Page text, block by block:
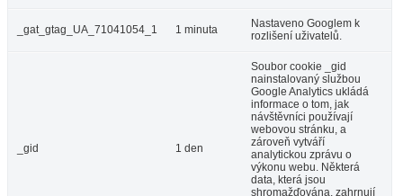
_gat_gtag_UA_71041054_1 1 minuta
Nastaveno Googlem k
rozlišení uživatelů.
_gid 1 den
Soubor cookie _gid
nainstalovaný službou
Google Analytics ukládá
informace o tom, jak
návštěvníci používají
webovou stránku, a
zároveň vytváří
analytickou zprávu o
výkonu webu. Některá
data, která jsou
shromažďována, zahrnují